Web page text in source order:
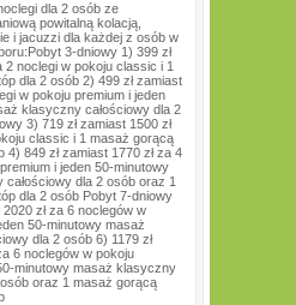
dla 2 osób ze
powitalną kolacją,
i jacuzzi dla każdej z osób w
3-dniowy 1) 399 zł
2 noclegi w pokoju classic i 1
dla 2 osób 2) 499 zł zamiast
w pokoju premium i jeden
klasyczny całościowy dla 2
3) 719 zł zamiast 1500 zł
classic i 1 masaż gorącą
4) 849 zł zamiast 1770 zł za 4
i jeden 50-minutowy
dla 2 osób oraz 1
dla 2 osób Pobyt 7-dniowy
zł za 6 noclegów w
50-minutowy masaż
dla 2 osób 6) 1179 zł
6 noclegów w pokoju
minutowy masaż klasyczny
oraz 1 masaż gorącą